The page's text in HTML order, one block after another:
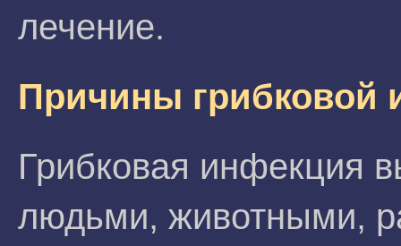
лечение.
Причины грибковой
Грибковая инфекция
людьми, животными,